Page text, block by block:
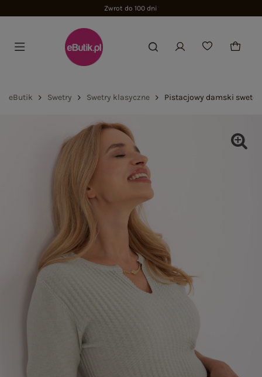
Zwrot do 100 dni
eButik Swetry Swetry klasyczne Pistacjowy damski